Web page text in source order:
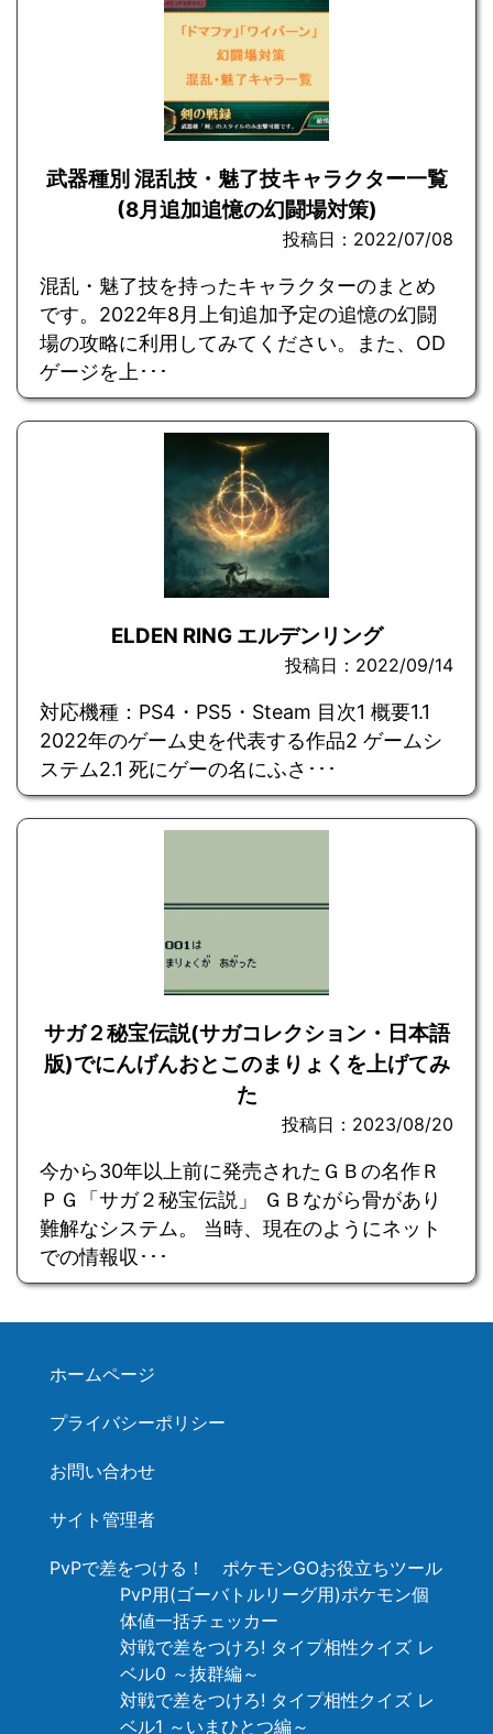
武器種別 混乱技・魅了技キャラクター一覧
(8月追加追憶の幻闘場対策)
投稿日：2022/07/08
混乱・魅了技を持ったキャラクターのまとめ
です。2022年8月上旬追加予定の追憶の幻闘
場の攻略に利用してみてください。また、OD
ゲージを上･･･
ELDEN RING エルデンリング
投稿日：2022/09/14
対応機種：PS4・PS5・Steam 目次1 概要1.1
2022年のゲーム史を代表する作品2 ゲームシ
ステム2.1 死にゲーの名にふさ･･･
サガ２秘宝伝説(サガコレクション・日本語
版)でにんげんおとこのまりょくを上げてみ
た
投稿日：2023/08/20
今から30年以上前に発売されたＧＢの名作Ｒ
ＰＧ「サガ２秘宝伝説」 ＧＢながら骨があり
難解なシステム。 当時、現在のようにネット
での情報収･･･
ホームページ
プライバシーポリシー
お問い合わせ
サイト管理者
PvPで差をつける！ ポケモンGOお役立ちツール
PvP用(ゴーバトルリーグ用)ポケモン個
体値一括チェッカー
対戦で差をつけろ! タイプ相性クイズ レ
ベル0 ～抜群編～
対戦で差をつけろ! タイプ相性クイズ レ
ベル1 ～いまひとつ編～